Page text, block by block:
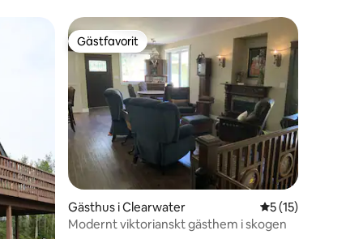
Gästfavorit
Gästfavorit
Gästhus i Clearwater 5 av 5 i
5 (15)
Modernt viktorianskt gästhem i skogen